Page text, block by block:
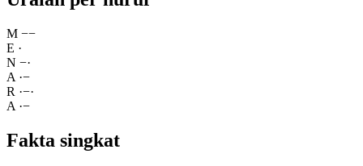
M −−
E ·
N −·
A ·−
R ·−·
A ·−
Fakta singkat